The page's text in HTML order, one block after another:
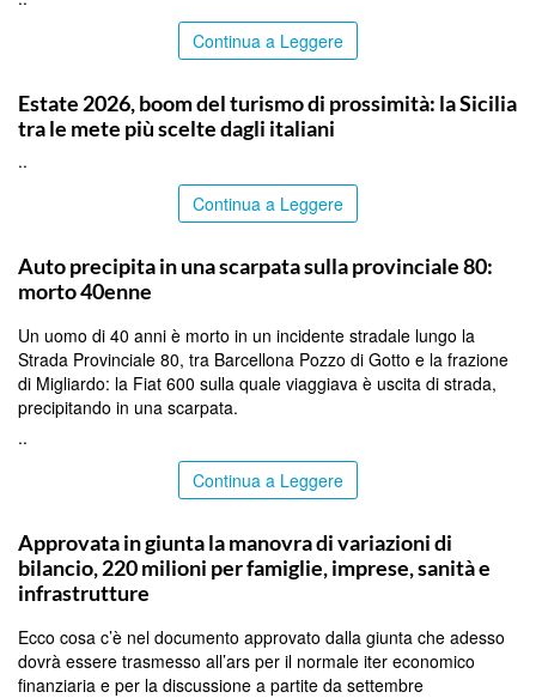
Continua a Leggere
Estate 2026, boom del turismo di prossimità: la Sicilia
tra le mete più scelte dagli italiani
..
Continua a Leggere
Auto precipita in una scarpata sulla provinciale 80:
morto 40enne
Un uomo di 40 anni è morto in un incidente stradale lungo la
Strada Provinciale 80, tra Barcellona Pozzo di Gotto e la frazione
di Migliardo: la Fiat 600 sulla quale viaggiava è uscita di strada,
precipitando in una scarpata.
..
Continua a Leggere
Approvata in giunta la manovra di variazioni di
bilancio, 220 milioni per famiglie, imprese, sanità e
infrastrutture
Ecco cosa c’è nel documento approvato dalla giunta che adesso
dovrà essere trasmesso all’ars per il normale iter economico
finanziaria e per la discussione a partite da settembre